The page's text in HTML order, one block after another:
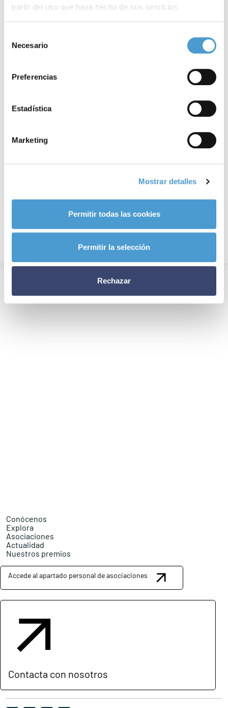
partir del uso que haya hecho de sus servicios.
de cookies
Necesario
Preferencias
Estadística
Marketing
Mostrar detalles
Permitir todas las cookies
Permitir la selección
Rechazar
Conócenos
Explora
Asociaciones
Actualidad
Nuestros premios
Accede al apartado personal de asociaciones
Contacta con nosotros